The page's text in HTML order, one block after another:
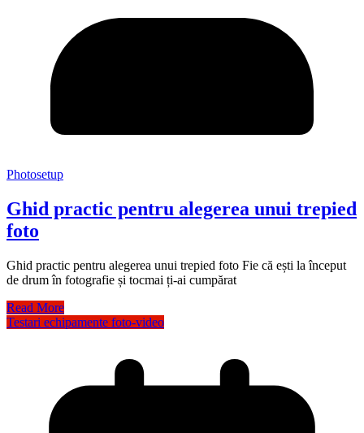
Photosetup
Ghid practic pentru alegerea unui trepied
foto
Ghid practic pentru alegerea unui trepied foto Fie că ești la început
de drum în fotografie și tocmai ți-ai cumpărat
Read More
Testari echipamente foto-video